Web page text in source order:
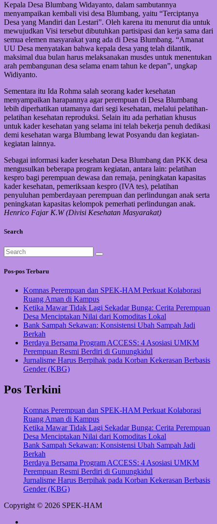
Kepala Desa Blumbang Widayanto, dalam sambutannya
menyampaikan kembali visi desa Blumbang, yaitu “Terciptanya
Desa yang Mandiri dan Lestari”. Oleh karena itu menurut dia untuk
mewujudkan Visi tersebut dibutuhkan partisipasi dan kerja sama dari
semua elemen masyarakat yang ada di Desa Blumbang. “Amanat
UU Desa menyatakan bahwa kepala desa yang telah dilantik,
maksimal dua bulan harus melaksanakan musdes untuk menentukan
arah pembangunan desa selama enam tahun ke depan”, ungkap
Widiyanto.
Sementara itu Ida Rohma salah seorang kader kesehatan
menyampaikan harapannya agar perempuan di Desa Blumbang
lebih diperhatikan utamanya dari segi kesehatan, melalui pelatihan-
pelatihan kesehatan reproduksi. Selain itu ada perhatian khusus
untuk kader kesehatan yang selama ini telah bekerja penuh dedikasi
demi kesehatan warga Blumbang lewat Posyandu dan kegiatan-
kegiatan lainnya.
Sebagai informasi kader kesehatan Desa Blumbang dan PKK desa
mengusulkan beberapa program kegiatan, antara lain: pelatihan
kespro bagi perempuan dewasa dan remaja, peningkatan kapasitas
kader kesehatan, pemeriksaan kespro (IVA tes), pelatihan
penyuluhan pemberdayaan perempuan dan perlindungan anak serta
peningkatan kapasitas kelompok pemerhati perlindungan anak.
Henrico Fajar K.W (Divisi Kesehatan Masyarakat)
Search
Pos-pos Terbaru
Komnas Perempuan dan SPEK-HAM Perkuat Kolaborasi
Ruang Aman di Kampus
Ketika Mawar Tidak Lagi Sekadar Bunga: Cerita Perempuan
Desa Menciptakan Nilai dari Komoditas Lokal
Bank Sampah Sekawan: Konsistensi Ubah Sampah Jadi
Berkah
Berdaya Bersama Program ACCESS: 4 Asosiasi UMKM
Perempuan Resmi Berdiri di Gunungkidul
Jurnalisme Harus Berpihak pada Korban Kekerasan Berbasis
Gender (KBG)
Pos Terkini
Komnas Perempuan dan SPEK-HAM Perkuat Kolaborasi
Ruang Aman di Kampus
Ketika Mawar Tidak Lagi Sekadar Bunga: Cerita Perempuan
Desa Menciptakan Nilai dari Komoditas Lokal
Bank Sampah Sekawan: Konsistensi Ubah Sampah Jadi
Berkah
Berdaya Bersama Program ACCESS: 4 Asosiasi UMKM
Perempuan Resmi Berdiri di Gunungkidul
Jurnalisme Harus Berpihak pada Korban Kekerasan Berbasis
Gender (KBG)
Copyright © 2026 SPEK-HAM